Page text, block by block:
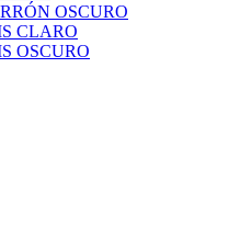
OSCURO
CLARO
OSCURO